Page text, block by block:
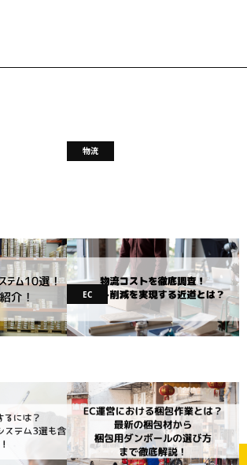
テム10選！
物流
物流コストを徹底調査！コスト削減
を実現する近道とは？
2023.10.06 物流
は？メリッ
ム3選も含め
EC
EC運営における梱包作業の重要性と
は？最新の梱包材から梱包用ダンボ
ールの選び方まで徹底解説！
2023.10.06 物流